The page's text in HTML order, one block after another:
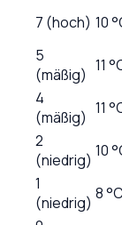
7 (hoch) 10
5
(mäßig) 11
4
(mäßig) 11
2
(niedrig) 10
1
(niedrig) 8